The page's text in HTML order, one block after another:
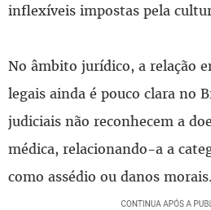
inflexíveis impostas pela
No âmbito jurídico, a relação
legais ainda é pouco clara no
judiciais não reconhecem a
médica, relacionando-a a
como assédio ou danos morais.